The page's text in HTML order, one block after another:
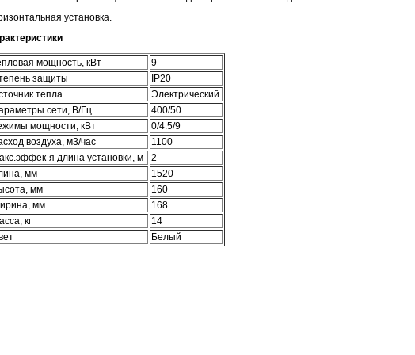
установка.
мощность, кВт
9
защиты
IP20
тепла
Электрический
сети, В/Гц
400/50
мощности, кВт
0/4.5/9
воздуха, м3/час
1100
я длина установки, м
2
мм
1520
мм
160
мм
168
кг
14
Белый